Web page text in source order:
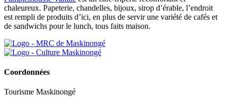
chaleureux. Papeterie, chandelles, bijoux, sirop d’érable, l’endroit
est rempli de produits d’ici, en plus de servir une variété de cafés et
de sandwichs pour le lunch, tous faits maison.
Coordonnées
Tourisme Maskinongé